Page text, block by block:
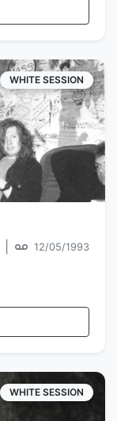
WHITE SESSION
12/05/1993
WHITE SESSION